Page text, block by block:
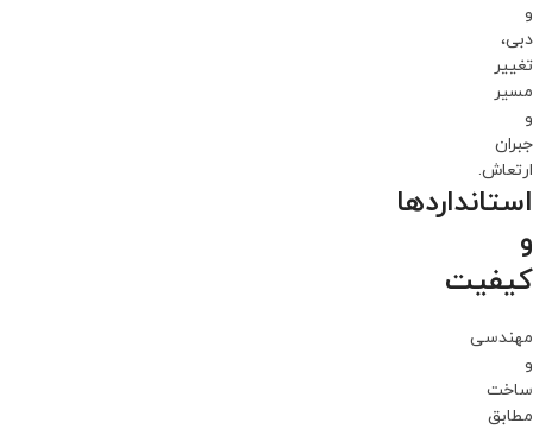
و
دبی،
تغییر
مسیر
و
جبران
ارتعاش.
استانداردها
و
کیفیت
مهندسی
و
ساخت
مطابق